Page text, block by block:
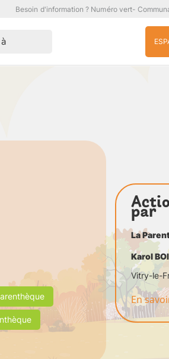
Besoin d'information ? Numéro vert-
par
La
Karol
Vitry-le-
En